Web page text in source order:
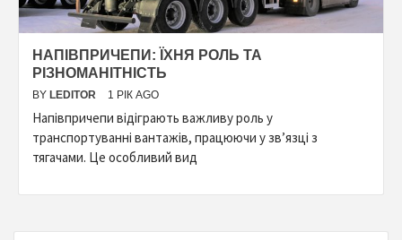
НАПІВПРИЧЕПИ: ЇХНЯ РОЛЬ ТА
РІЗНОМАНІТНІСТЬ
BY LEDITOR 1 РІК AGO
Напівпричепи відіграють важливу роль у
транспортуванні вантажів, працюючи у зв’язці з
тягачами. Це особливий вид